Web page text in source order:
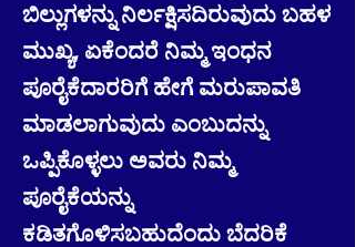
ಬಿಲ್ಲುಗಳನ್ನು ನಿರ್ಲಕ್ಷಿಸದಿರುವುದು ಬಹಳ
ಮುಖ್ಯ, ಏಕೆಂದರೆ ನಿಮ್ಮ ಇಂಧನ
ಪೂರೈಕೆದಾರರಿಗೆ ಹೇಗೆ ಮರುಪಾವತಿ
ಮಾಡಲಾಗುವುದು ಎಂಬುದನ್ನು
ಒಪ್ಪಿಕೊಳ್ಳಲು ಅವರು ನಿಮ್ಮ
ಪೂರೈಕೆಯನ್ನು
ಕಡಿತಗೊಳಿಸಬಹುದೆಂದು ಬೆದರಿಕೆ